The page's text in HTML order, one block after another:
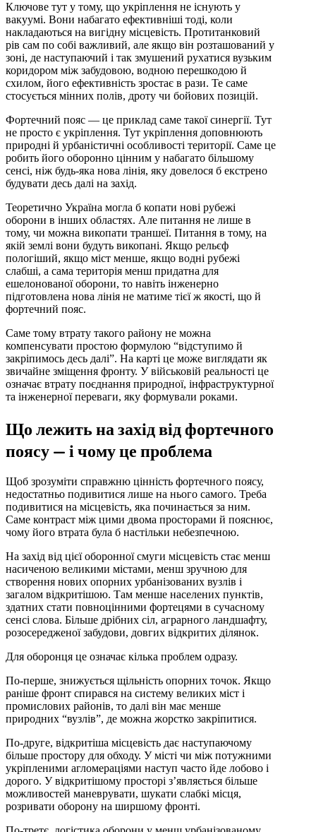
Ключове тут у тому, що укріплення не існують у
вакуумі. Вони набагато ефективніші тоді, коли
накладаються на вигідну місцевість. Протитанковий
рів сам по собі важливий, але якщо він розташований у
зоні, де наступаючий і так змушений рухатися вузьким
коридором між забудовою, водною перешкодою й
схилом, його ефективність зростає в рази. Те саме
стосується мінних полів, дроту чи бойових позицій.
Фортечний пояс — це приклад саме такої синергії. Тут
не просто є укріплення. Тут укріплення доповнюють
природні й урбаністичні особливості території. Саме це
робить його оборонно цінним у набагато більшому
сенсі, ніж будь-яка нова лінія, яку довелося б екстрено
будувати десь далі на захід.
Теоретично Україна могла б копати нові рубежі
оборони в інших областях. Але питання не лише в
тому, чи можна викопати траншеї. Питання в тому, на
якій землі вони будуть викопані. Якщо рельєф
пологіший, якщо міст менше, якщо водні рубежі
слабші, а сама територія менш придатна для
ешелонованої оборони, то навіть інженерно
підготовлена нова лінія не матиме тієї ж якості, що й
фортечний пояс.
Саме тому втрату такого району не можна
компенсувати простою формулою “відступимо й
закріпимось десь далі”. На карті це може виглядати як
звичайне зміщення фронту. У військовій реальності це
означає втрату поєднання природної, інфраструктурної
та інженерної переваги, яку формували роками.
Що лежить на захід від фортечного
поясу — і чому це проблема
Щоб зрозуміти справжню цінність фортечного поясу,
недостатньо подивитися лише на нього самого. Треба
подивитися на місцевість, яка починається за ним.
Саме контраст між цими двома просторами й пояснює,
чому його втрата була б настільки небезпечною.
На захід від цієї оборонної смуги місцевість стає менш
насиченою великими містами, менш зручною для
створення нових опорних урбанізованих вузлів і
загалом відкритішою. Там менше населених пунктів,
здатних стати повноцінними фортецями в сучасному
сенсі слова. Більше дрібних сіл, аграрного ландшафту,
розосередженої забудови, довгих відкритих ділянок.
Для оборонця це означає кілька проблем одразу.
По-перше, знижується щільність опорних точок. Якщо
раніше фронт спирався на систему великих міст і
промислових районів, то далі він має менше
природних “вузлів”, де можна жорстко закріпитися.
По-друге, відкритіша місцевість дає наступаючому
більше простору для обходу. У місті чи між потужними
укріпленими агломераціями наступ часто йде лобово і
дорого. У відкритішому просторі з’являється більше
можливостей маневрувати, шукати слабкі місця,
розривати оборону на ширшому фронті.